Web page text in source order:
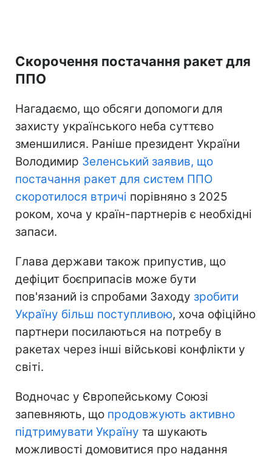
Скорочення постачання ракет для
ППО
Нагадаємо, що обсяги допомоги для
захисту українського неба суттєво
зменшилися. Раніше президент України
Володимир Зеленський заявив, що
постачання ракет для систем ППО
скоротилося втричі порівняно з 2025
роком, хоча у країн-партнерів є необхідні
запаси.
Глава держави також припустив, що
дефіцит боєприпасів може бути
пов'язаний із спробами Заходу зробити
Україну більш поступливою, хоча офіційно
партнери посилаються на потребу в
ракетах через інші військові конфлікти у
світі.
Водночас у Європейському Союзі
запевняють, що продовжують активно
підтримувати Україну та шукають
можливості домовитися про надання